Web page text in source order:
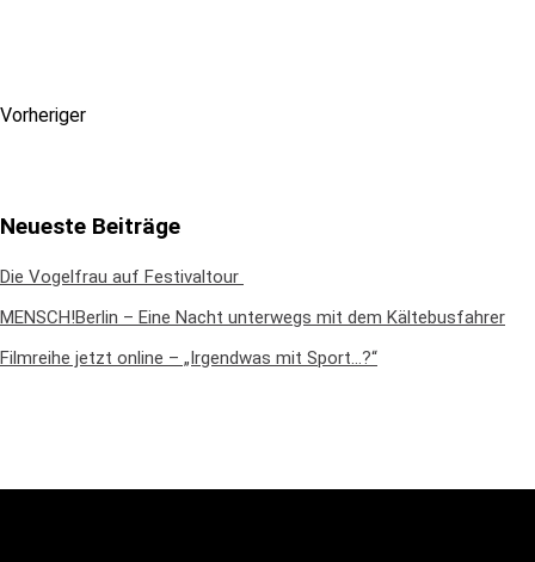
Vorheriger
Neueste Beiträge
Die Vogelfrau auf Festivaltour
MENSCH!Berlin – Eine Nacht unterwegs mit dem Kältebusfahrer
Filmreihe jetzt online – „Irgendwas mit Sport…?“